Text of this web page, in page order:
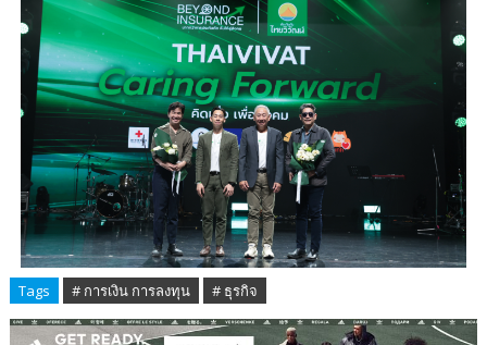
Tags # การเงิน การลงทุน # ธุรกิจ